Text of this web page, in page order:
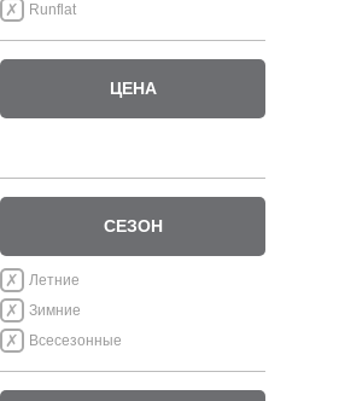
Runflat
ЦЕНА
СЕЗОН
Летние
Зимние
Всесезонные